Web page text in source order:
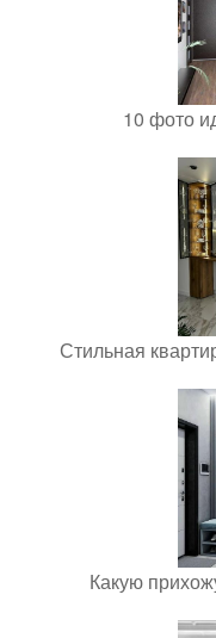
10 фото
Стильная
Какую